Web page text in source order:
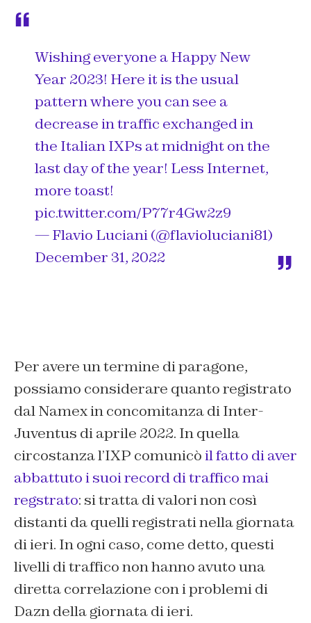
Wishing everyone a Happy New
Year 2023! Here it is the usual
pattern where you can see a
decrease in traffic exchanged in
the Italian IXPs at midnight on the
last day of the year! Less Internet,
more toast!
pic.twitter.com/P77r4Gw2z9
— Flavio Luciani (@flavioluciani81)
December 31, 2022
Per avere un termine di paragone,
possiamo considerare quanto registrato
dal Namex in concomitanza di Inter-
Juventus di aprile 2022. In quella
circostanza l’IXP comunicòil fatto di aver
abbattuto i suoi record di traffico mai
regstrato: si tratta di valori non così
distanti da quelli registrati nella giornata
di ieri. In ogni caso, come detto, questi
livelli di traffico non hanno avuto una
diretta correlazione con i problemi di
Dazn della giornata di ieri.